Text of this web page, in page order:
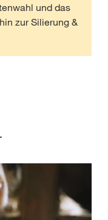
und das
zur Silierung &